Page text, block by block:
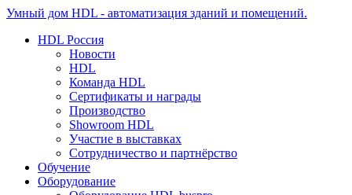
Умный дом HDL - автоматизация зданий и помещений.
HDL Россия
Новости
HDL
Команда HDL
Сертификаты и награды
Производство
Showroom HDL
Участие в выставках
Сотрудничество и партнёрство
Обучение
Оборудование